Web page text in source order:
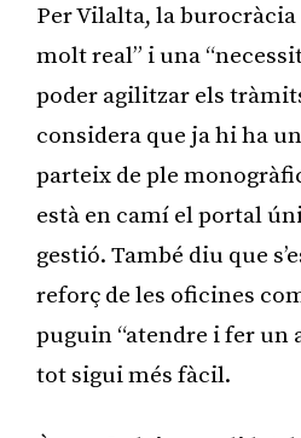
Per Vilalta, la burocràcia
molt real” i una
poder agilitzar els
considera que ja hi ha
parteix de ple
està en camí el portal
gestió. També diu que
reforç de les oficines
puguin “atendre i fer un
tot sigui més fàcil.